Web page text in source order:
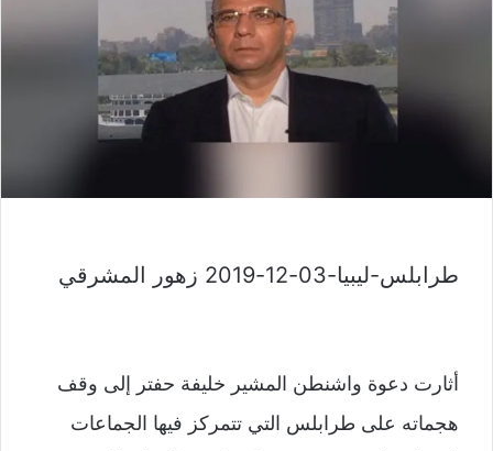
طرابلس-ليبيا-03-12-2019 زهور المشرقي
أثارت دعوة واشنطن المشير خليفة حفتر إلى وقف
هجماته على طرابلس التي تتمركز فيها الجماعات